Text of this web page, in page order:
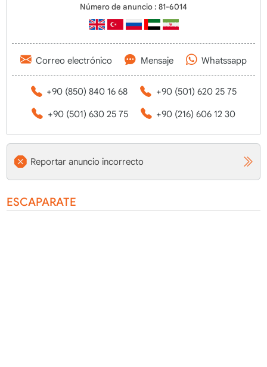
Número de anuncio : 81-6014
Correo electrónico Mensaje Whatssapp
+90 (850) 840 16 68 +90 (501) 620 25 75
+90 (501) 630 25 75 +90 (216) 606 12 30
Reportar anuncio incorrecto
ESCAPARATE